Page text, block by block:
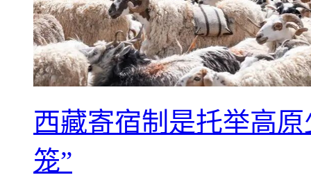
西藏寄宿制是托举高
笼”